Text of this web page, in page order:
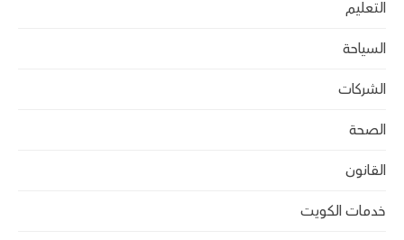
التعليم
السياحة
الشركات
الصحة
القانون
خدمات الكويت